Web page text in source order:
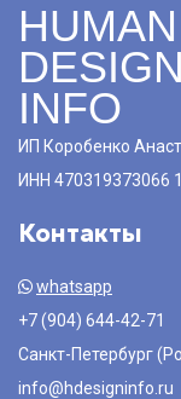
HUMAN
DESIGN
INFO
ИП Коробенко
ИНН 470319373066
Контакты
whatsapp
+7 (904) 644-42-71
Санкт-Петербург
info@hdesigninfo.ru